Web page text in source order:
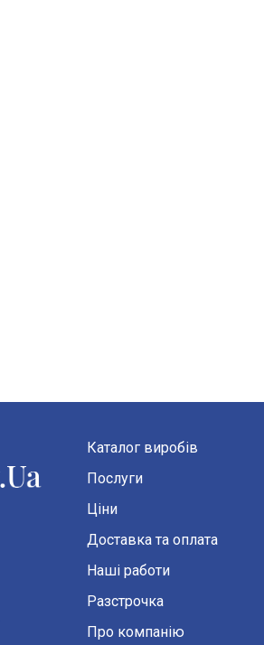
Каталог виробів
Послуги
Ціни
Доставка та оплата
Наші работи
Разстрочка
Про компанію